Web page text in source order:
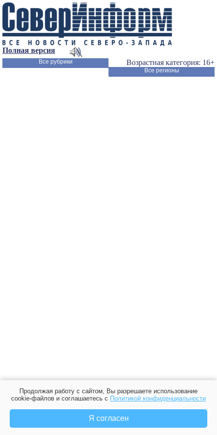
Полная версия
Возрастная категория: 16+
Все рубрики
Все регионы
Продолжая работу с сайтом, Вы разрешаете использование
cookie-файлов и соглашаетесь с Политикой конфиденциальности
Я согласен